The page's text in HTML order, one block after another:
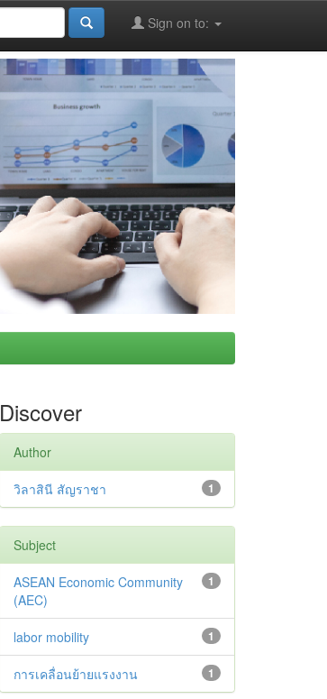
Sign on to:
Discover
Author
1
วิลาสินี สัญราชา
Subject
1
ASEAN Economic Community
(AEC)
1
labor mobility
1
การเคลื่อนย้ายแรงงาน